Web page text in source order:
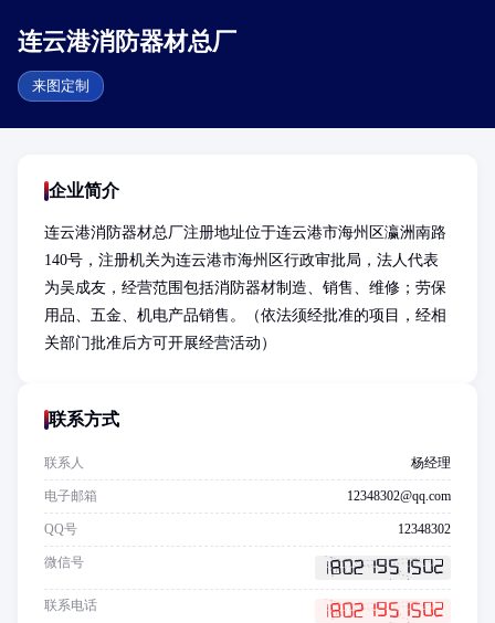
连云港消防器材总厂
来图定制
企业简介
连云港消防器材总厂注册地址位于连云港市海州区瀛洲南路
140号，注册机关为连云港市海州区行政审批局，法人代表
为吴成友，经营范围包括消防器材制造、销售、维修；劳保
用品、五金、机电产品销售。（依法须经批准的项目，经相
关部门批准后方可开展经营活动）
联系方式
联系人 杨经理
电子邮箱 12348302@qq.com
QQ号 12348302
微信号
联系电话